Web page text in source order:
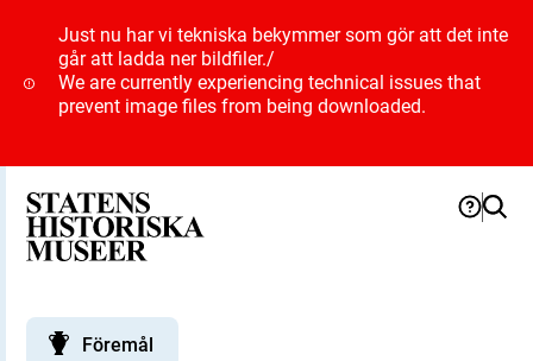
Just nu har vi tekniska bekymmer som gör att det inte
går att ladda ner bildfiler./
We are currently experiencing technical issues that
prevent image files from being downloaded.
Föremål